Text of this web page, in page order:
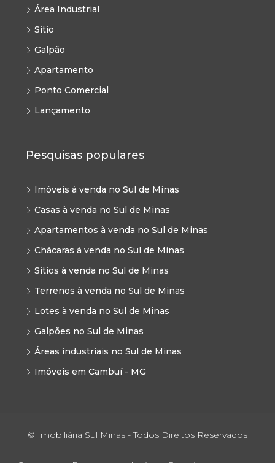
Área Industrial
Sítio
Galpão
Apartamento
Ponto Comercial
Lançamento
Pesquisas populares
Imóveis à venda no Sul de Minas
Casas à venda no Sul de Minas
Apartamentos à venda no Sul de Minas
Chácaras à venda no Sul de Minas
Sítios à venda no Sul de Minas
Terrenos à venda no Sul de Minas
Lotes à venda no Sul de Minas
Galpões no Sul de Minas
Áreas industriais no Sul de Minas
Imóveis em Cambuí - MG
© Imobiliária Sul Minas - Todos Direitos Reservados